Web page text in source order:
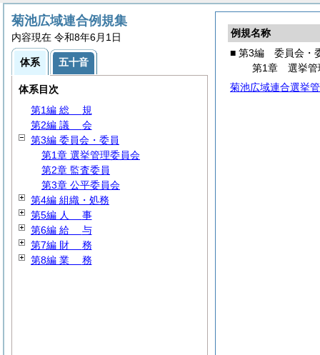
例規名称
■ 第3編 委員会・
第1章 選挙管
菊池広域連合選挙
菊池広域連合例規集
内容現在 令和8年6月1日
体系 五十音
体系目次
第1編 総 規
第2編 議 会
第3編 委員会・委員
第1章 選挙管理委員会
第2章 監査委員
第3章 公平委員会
第4編 組織・処務
第5編 人 事
第6編 給 与
第7編 財 務
第8編 業 務